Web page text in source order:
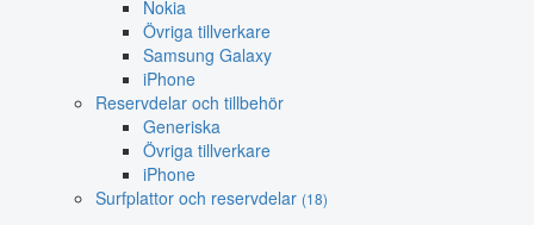
Nokia
Övriga tillverkare
Samsung Galaxy
iPhone
Reservdelar och tillbehör
Generiska
Övriga tillverkare
iPhone
Surfplattor och reservdelar (18)